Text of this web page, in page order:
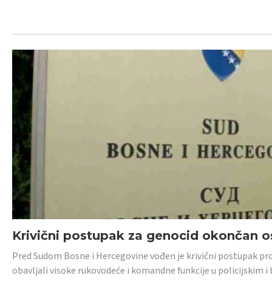
Krivični postupak za genocid okončan
Pred Sudom Bosne i Hercegovine vođen je krivični postupak
obavljali visoke rukovodeće i komandne funkcije u policijskim